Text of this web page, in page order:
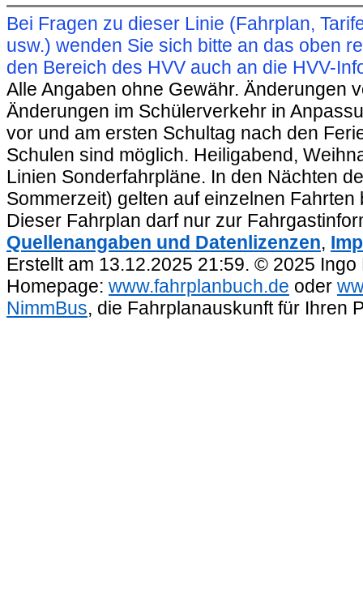
Bei Fragen zu dieser Linie (Fahrplan,
usw.) wenden Sie sich bitte an das oben
den Bereich des HVV auch an die HVV-
Alle Angaben ohne Gewähr. Änderungen
Änderungen im Schülerverkehr in
vor und am ersten Schultag nach den
Schulen sind möglich. Heiligabend,
Linien Sonderfahrpläne. In den Nächten
Sommerzeit) gelten auf einzelnen
Dieser Fahrplan darf nur zur
Quellenangaben und Datenlizenzen,
Erstellt am 13.12.2025 21:59. © 2025
Homepage: www.fahrplanbuch.de oder
NimmBus, die Fahrplanauskunft für Ihren